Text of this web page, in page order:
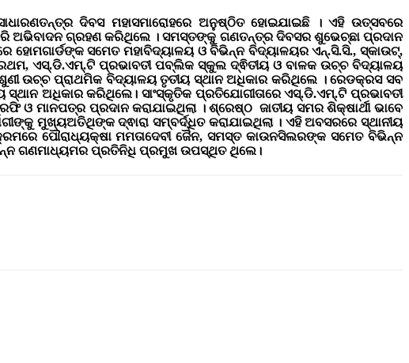
ଦିବସ ମହାସମାରୋହରେ ଅନୁଷ୍ଠିତ ହୋଇଯାଇଛି । ଏହି ଉତ୍ସବରେ
ଅଭିବାଦନ ଗ୍ରହଣ କରିଥିଲେ । ସମସ୍ତଙ୍କୁ ଗଣତନ୍ତ୍ର ଦିବସର ଶୁଭେଚ୍ଛା ପ୍ରଦାନ
ସମେତ ମହାବିଦ୍ୟାଳୟ ଓ ବିଭିନ୍ନ ବିଦ୍ୟାଳୟର ଏନ୍.ସି.ସି., ସ୍କାଉଟ୍,
ଏସ୍.ଡି.ଏମ୍.ଟି ପ୍ରଭାବତୀ ପବ୍ଲିକ ସ୍କୁଲ ଦ୍ଵିତୀୟ ଓ ବାଳକ ଉଚ୍ଚ ବିଦ୍ୟାଳୟ
ଉଚ୍ଚ ପ୍ରାଥମିକ ବିଦ୍ୟାଳୟ ତୃତୀୟ ସ୍ଥାନ ଅଧିକାର କରିଥିଲେ । ରେଡକ୍ରସ ସବ
ଅଧିକାର କରିଥିଲେ। ସାଂସ୍କୃତିକ ପ୍ରତିଯୋଗୀତାରେଏସ୍.ଡି.ଏମ୍.ଟିପ୍ରଭାବତୀ
ପ୍ରଦାନ କରାଯାଇଥିଲା । ଶ୍ରେଷ୍ଠ ଜାତୀୟ ସମର ଶିକ୍ଷାର୍ଥୀ ଭାବେ
ମୁଖ୍ୟଅତିଥିଙ୍କ ଦ୍ଵାରା ସମ୍ବର୍ଦ୍ଧିତ କରାଯାଇଥିଲା । ଏହି ଅବସରରେ ସ୍ଥାନୀୟ
ପୌରାଧ୍ୟକ୍ଷା ମମତାଦେବୀ ଜୈନ, ସମସ୍ତ କାଉନସିଲରଙ୍କ ସମେତ ବିଭିନ୍ନ
ବିଭିନ୍ନ ଗଣମାଧ୍ୟମର ପ୍ରତିନିଧି ପ୍ରମୁଖ ଉପସ୍ଥିତ ଥିଲେ।